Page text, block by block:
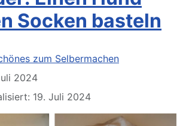
Socken basteln
zum Selbermachen
2024
19. Juli 2024